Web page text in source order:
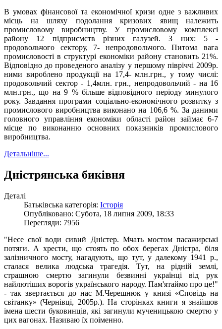
В умовах фінансової та економічної кризи одне з важливих
місць на шляху подолання кризових явищ належить
промисловому виробництву. У промисловому комплексі
району 12 підприємств різних галузей. З них: 5 -
продовольчого сектору, 7- непродовольчого. Питома вага
промисловості в структурі економіки району становить 21%.
Відповідно до проведеного аналізу у першому півріччі 2009р.
ними вироблено продукції на 17,4- млн.грн., у тому числі:
продовольчий сектор - 1,4млн. грн., непродовольчий - на 16
млн.грн., що на 9 % більше відповідного періоду минулого
року. Завдання програми соціально-економічного розвитку з
промислового виробництва виконано на 106,6 %. За даними
головного управління економіки області район займає 6-7
місце по виконанню основних показників промислового
виробництва.
Детальніше...
Дністрянська биківня
Деталі
Батьківська категорія: Історія
Опубліковано: Субота, 18 липня 2009, 18:33
Перегляди: 7956
"Несе свої води сивий Дністер. Мчать мостом пасажирські
потяги. А хрести, що стоять по обох берегах Дністра, біля
залізничного мосту, нагадують, що тут, у далекому 1941 р.,
сталася велика людська трагедія. Тут, на рідній землі,
страшною смертю загинули безвинні українці від рук
найлютіших ворогів українського народу. Пам'ятаймо про це!"
- так звертається до нас М.Черешнюк у книзі «Сповідь на
світанку» (Чернівці, 2005р.). На сторінках книги я знайшов
імена шести буковинців, які загинули мученицькою смертю у
цих вагонах. Називаю їх поіменно.